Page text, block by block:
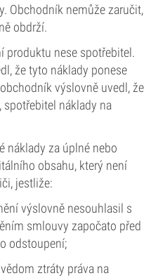
Obchodník nemůže zaručit,
obdrží.
produktu nese spotřebitel.
že tyto náklady ponese
výslovně uvedl, že
náklady na
náklady za úplné nebo
obsahu, který není
jestliže:
výslovně nesouhlasil s
smlouvy započato před
odstoupení;
ztráty práva na